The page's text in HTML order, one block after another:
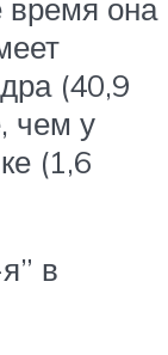
время она
(40,9
чем у
(1,6
в